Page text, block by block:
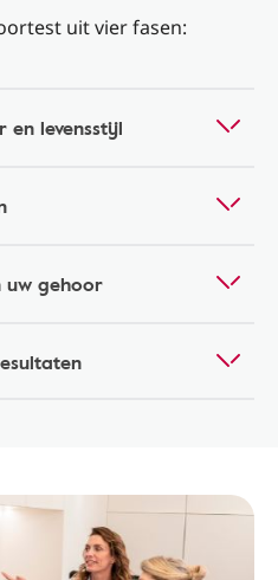
uit vier fasen:
en levensstijl
uw gehoor